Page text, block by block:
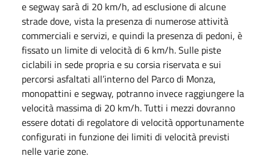
e segway sarà di 20 km/h, ad esclusione di alcune
strade dove, vista la presenza di numerose attività
commerciali e servizi, e quindi la presenza di pedoni, è
fissato un limite di velocità di 6 km/h. Sulle piste
ciclabili in sede propria e su corsia riservata e sui
percorsi asfaltati all’interno del Parco di Monza,
monopattini e segway, potranno invece raggiungere la
velocità massima di 20 km/h. Tutti i mezzi dovranno
essere dotati di regolatore di velocità opportunamente
configurati in funzione dei limiti di velocità previsti
nelle varie zone.